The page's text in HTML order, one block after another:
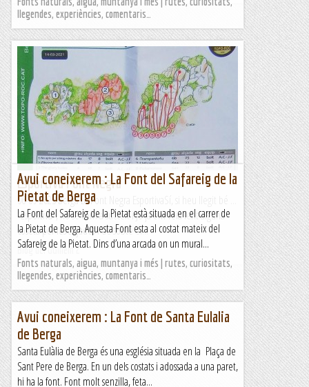
llegendes, experiències, comentaris…
Esportiva Font Negra
06-09-2023 Berga La Font Negra EsportivaSí, si heu llegit bé ...
"Esportiva", no sé com a succeït i Jo ja em veia fent alguna
coseta per les alçades i de sobte el...
Blog del Guillem 2
Avui coneixerem : La Font del Safareig de la
Pietat de Berga
La Font del Safareig de la Pietat està situada en el carrer de
la Pietat de Berga. Aquesta Font esta al costat mateix del
Safareig de la Pietat. Dins d’una arcada on un mural...
Fonts naturals, aigua, muntanya i més | rutes, curiositats,
llegendes, experiències, comentaris…
Avui coneixerem : La Font de Santa Eulalia
de Berga
Santa Eulàlia de Berga és una església situada en la Plaça de
Sant Pere de Berga. En un dels costats i adossada a una paret,
hi ha la font. Font molt senzilla, feta...